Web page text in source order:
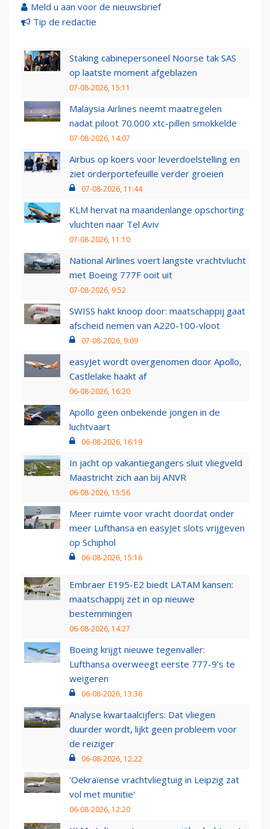
Meld u aan voor de nieuwsbrief
Tip de redactie
Staking cabinepersoneel Noorse tak SAS
op laatste moment afgeblazen
07-08-2026, 15:11
Malaysia Airlines neemt maatregelen
nadat piloot 70.000 xtc-pillen smokkelde
07-08-2026, 14:07
Airbus op koers voor leverdoelstelling en
ziet orderportefeuille verder groeien
07-08-2026, 11:44
KLM hervat na maandenlange opschorting
vluchten naar Tel Aviv
07-08-2026, 11:10
National Airlines voert langste vrachtvlucht
met Boeing 777F ooit uit
07-08-2026, 9:52
SWISS hakt knoop door: maatschappij gaat
afscheid nemen van A220-100-vloot
07-08-2026, 9:09
easyJet wordt overgenomen door Apollo,
Castlelake haakt af
06-08-2026, 16:20
Apollo geen onbekende jongen in de
luchtvaart
06-08-2026, 16:19
In jacht op vakantiegangers sluit vliegveld
Maastricht zich aan bij ANVR
06-08-2026, 15:56
Meer ruimte voor vracht doordat onder
meer Lufthansa en easyJet slots vrijgeven
op Schiphol
06-08-2026, 15:16
Embraer E195-E2 biedt LATAM kansen:
maatschappij zet in op nieuwe
bestemmingen
06-08-2026, 14:27
Boeing krijgt nieuwe tegenvaller:
Lufthansa overweegt eerste 777-9’s te
weigeren
06-08-2026, 13:36
Analyse kwartaalcijfers: Dat vliegen
duurder wordt, lijkt geen probleem voor
de reiziger
06-08-2026, 12:22
'Oekraïense vrachtvliegtuig in Leipzig zat
vol met munitie'
06-08-2026, 12:20